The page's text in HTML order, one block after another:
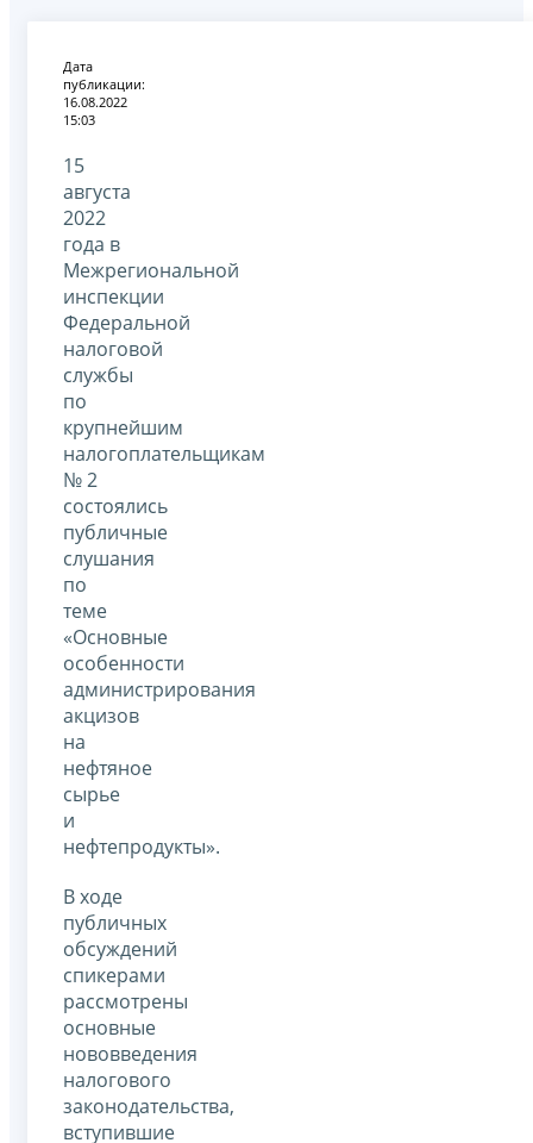
Дата
публикации:
16.08.2022
15:03
15
августа
2022
года в
Межрегиональной
инспекции
Федеральной
налоговой
службы
по
крупнейшим
налогоплательщикам
№ 2
состоялись
публичные
слушания
по
теме
«Основные
особенности
администрирования
акцизов
на
нефтяное
сырье
и
нефтепродукты».
В ходе
публичных
обсуждений
спикерами
рассмотрены
основные
нововведения
налогового
законодательства,
вступившие